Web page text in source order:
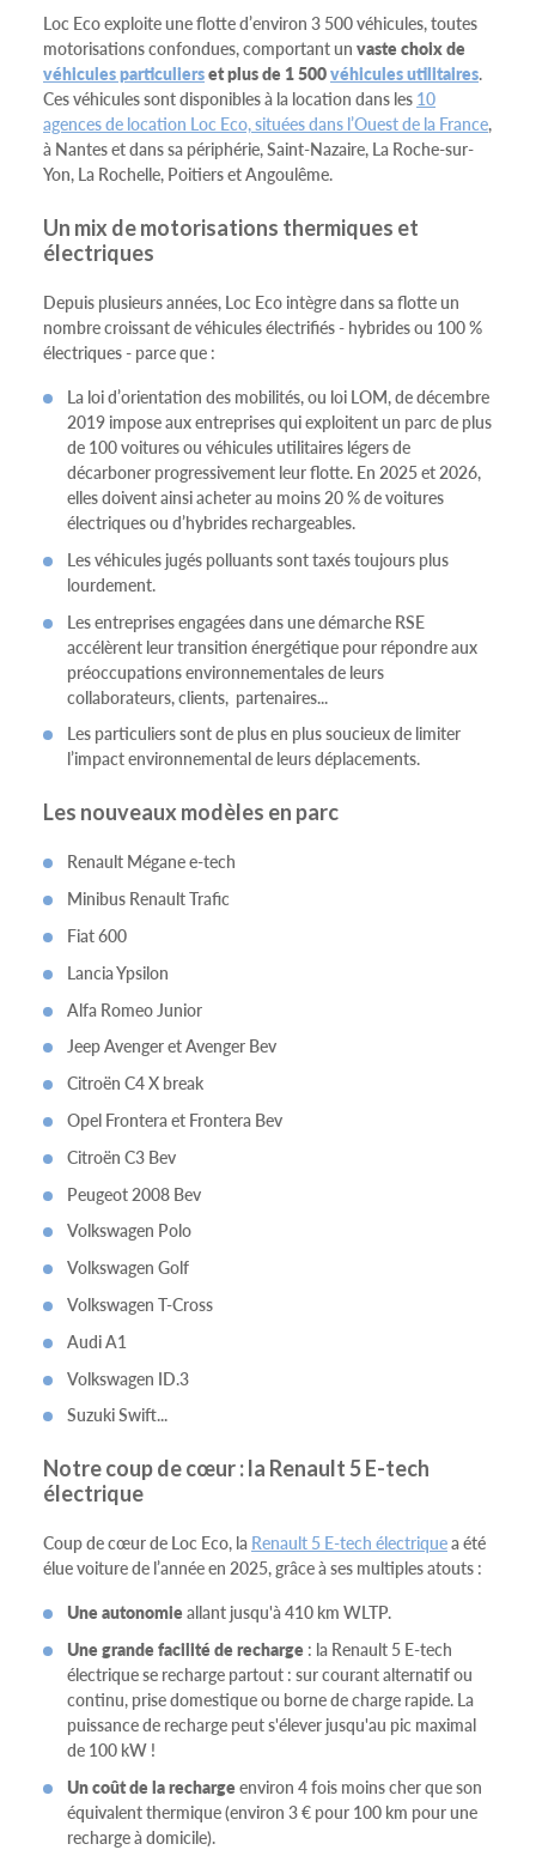
Loc Eco exploite une flotte d’environ 3 500 véhicules, toutes
motorisations confondues, comportant un vaste choix de
véhicules particulierset plus de 1 500véhicules utilitaires.
Ces véhicules sont disponibles à la location dans les 10
agences de location Loc Eco, situées dans l’Ouest de la France,
à Nantes et dans sa périphérie, Saint-Nazaire, La Roche-sur-
Yon, La Rochelle, Poitiers et Angoulême.
Un mix de motorisations thermiques et
électriques
Depuis plusieurs années, Loc Eco intègre dans sa flotte un
nombre croissant de véhicules électrifiés - hybrides ou 100 %
électriques - parce que :
La loi d’orientation des mobilités, ou loi LOM, de décembre
2019 impose aux entreprises qui exploitent un parc de plus
de 100 voitures ou véhicules utilitaires légers de
décarboner progressivement leur flotte. En 2025 et 2026,
elles doivent ainsi acheter au moins 20 % de voitures
électriques ou d’hybrides rechargeables.
Les véhicules jugés polluants sont taxés toujours plus
lourdement.
Les entreprises engagées dans une démarche RSE
accélèrent leur transition énergétique pour répondre aux
préoccupations environnementales de leurs
collaborateurs, clients, partenaires...
Les particuliers sont de plus en plus soucieux de limiter
l’impact environnemental de leurs déplacements.
Les nouveaux modèles en parc
Renault Mégane e-tech
Minibus Renault Trafic
Fiat 600
Lancia Ypsilon
Alfa Romeo Junior
Jeep Avenger et Avenger Bev
Citroën C4 X break
Opel Frontera et Frontera Bev
Citroën C3 Bev
Peugeot 2008 Bev
Volkswagen Polo
Volkswagen Golf
Volkswagen T-Cross
Audi A1
Volkswagen ID.3
Suzuki Swift...
Notre coup de cœur : la Renault 5 E-tech
électrique
Coup de cœur de Loc Eco, la Renault 5 E-tech électriquea été
élue voiture de l’année en 2025, grâce à ses multiples atouts :
Une autonomie allant jusqu'à 410 km WLTP.
Une grande facilité de recharge : la Renault 5 E-tech
électrique se recharge partout : sur courant alternatif ou
continu, prise domestique ou borne de charge rapide. La
puissance de recharge peut s'élever jusqu'au pic maximal
de 100 kW !
Un coût de la recharge environ 4 fois moins cher que son
équivalent thermique (environ 3 € pour 100 km pour une
recharge à domicile).